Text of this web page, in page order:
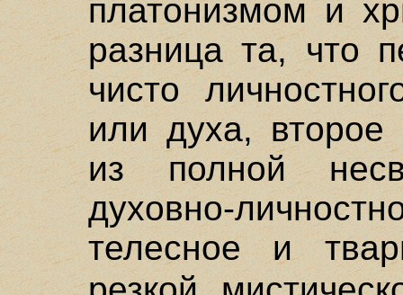
платонизмом и
разница та, что
чисто
или духа,
из полной
духовно-
телесное и